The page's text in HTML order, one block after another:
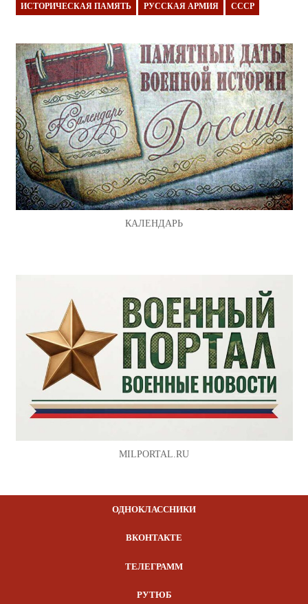
ИСТОРИЧЕСКАЯ ПАМЯТЬ РУССКАЯ АРМИЯ СССР
КАЛЕНДАРЬ
MILPORTAL.RU
ОДНОКЛАССНИКИ
ВКОНТАКТЕ
ТЕЛЕГРАММ
РУТЮБ